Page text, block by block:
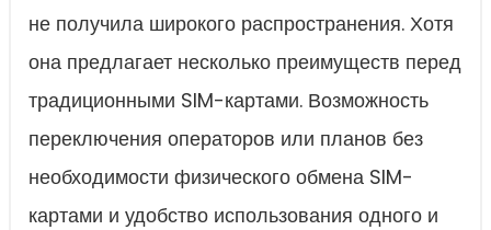
не получила широкого распространения. Хотя
она предлагает несколько преимуществ перед
традиционными SIM-картами. Возможность
переключения операторов или планов без
необходимости физического обмена SIM-
картами и удобство использования одного и